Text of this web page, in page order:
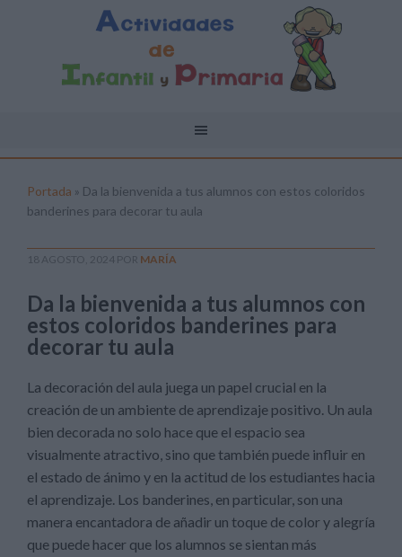
Portada » Da la bienvenida a tus alumnos con estos coloridos
banderines para decorar tu aula
18 AGOSTO, 2024 POR MARÍA
Da la bienvenida a tus alumnos con
estos coloridos banderines para
decorar tu aula
La decoración del aula juega un papel crucial en la
creación de un ambiente de aprendizaje positivo. Un aula
bien decorada no solo hace que el espacio sea
visualmente atractivo, sino que también puede influir en
el estado de ánimo y en la actitud de los estudiantes hacia
el aprendizaje. Los banderines, en particular, son una
manera encantadora de añadir un toque de color y alegría
que puede hacer que los alumnos se sientan más